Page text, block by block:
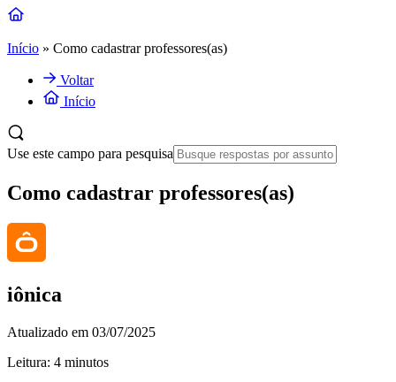
Início » Como cadastrar professores(as)
Voltar
Início
Use este campo para pesquisa
Como cadastrar professores(as)
iônica
Atualizado em 03/07/2025
Leitura: 4 minutos